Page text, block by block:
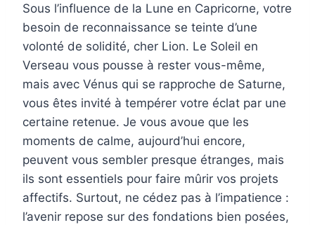
Sous l’influence de la Lune en Capricorne, votre
besoin de reconnaissance se teinte d’une
volonté de solidité, cher Lion. Le Soleil en
Verseau vous pousse à rester vous-même,
mais avec Vénus qui se rapproche de Saturne,
vous êtes invité à tempérer votre éclat par une
certaine retenue. Je vous avoue que les
moments de calme, aujourd’hui encore,
peuvent vous sembler presque étranges, mais
ils sont essentiels pour faire mûrir vos projets
affectifs. Surtout, ne cédez pas à l’impatience :
l’avenir repose sur des fondations bien posées,